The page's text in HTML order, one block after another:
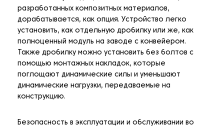
разработанных композитных материалов,
дорабатывается, как опция. Устройство легко
установить, как отдельную дробилку или же, как
полноценный модуль на заводе с конвейером.
Также дробилку можно установить без болтов с
помощью монтажных накладок, которые
поглощают динамические силы и уменьшают
динамические нагрузки, передаваемые на
конструкцию.
Безопасность в эксплуатации и обслуживании во